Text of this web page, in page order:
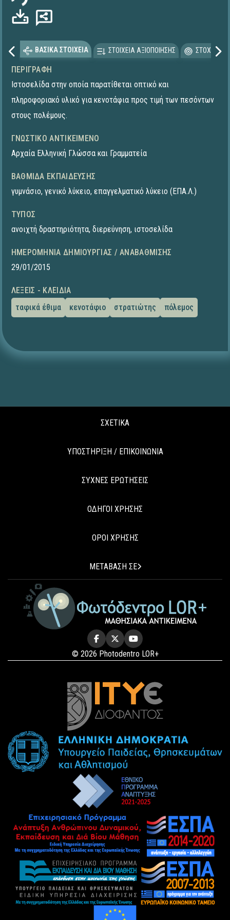
ΒΑΣΙΚΑ ΣΤΟΙΧΕΙΑ ΣΤΟΙΧΕΙΑ ΑΞΙΟΠΟΙΗΣΗΣ
ΠΕΡΙΓΡΑΦΉ
Ιστοσελίδα στην οποία παρατίθεται οπτικό και
πληροφοριακό υλικό για κενοτάφια προς τιμή των πεσόντων
στους πολέμους.
ΓΝΩΣΤΙΚΌ ΑΝΤΙΚΕΊΜΕΝΟ
Αρχαία Ελληνική Γλώσσα και Γραμματεία
ΒΑΘΜΊΔΑ ΕΚΠΑΊΔΕΥΣΗΣ
γυμνάσιο, γενικό λύκειο, επαγγελματικό λύκειο (ΕΠΑ.Λ.)
ΤΎΠΟΣ
ανοιχτή δραστηριότητα, διερεύνηση, ιστοσελίδα
ΗΜΕΡΟΜΗΝΊΑ ΔΗΜΙΟΥΡΓΊΑΣ / ΑΝΑΒΆΘΜΙΣΗΣ
29/01/2015
ΛΈΞΕΙΣ - ΚΛΕΙΔΙΆ
ταφικά έθιμα
κενοτάφιο στρατιώτης πόλεμος
ΣΧΕΤΙΚΑ
ΥΠΟΣΤΗΡΙΞΗ / ΕΠΙΚΟΙΝΩΝΙΑ
ΣΥΧΝΕΣ ΕΡΩΤΗΣΕΙΣ
ΟΔΗΓΟΙ ΧΡΗΣΗΣ
ΟΡΟΙ ΧΡΗΣΗΣ
ΜΕΤΑΒΑΣΗ ΣΕ
© 2026 Photodentro LOR+